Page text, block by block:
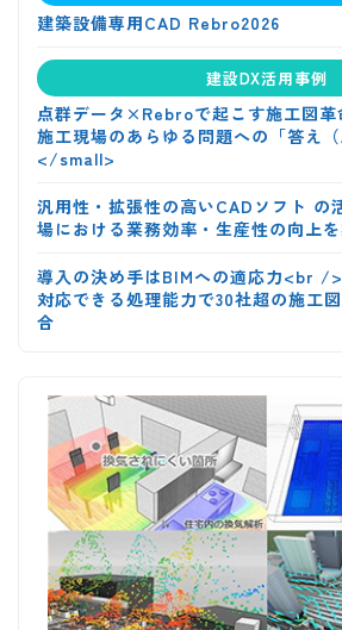
建築設備専用CAD Rebro2026
建設DX活用事例
点群データ×Rebroで起こす施工図
施工現場のあらゆる問題への「答え
</small>
汎用性・拡張性の高いCADソフト の
場における業務効率・生産性の向上
導入の決め手はBIMへの適応力<br /
対応できる処理能力で30社超の施工
合